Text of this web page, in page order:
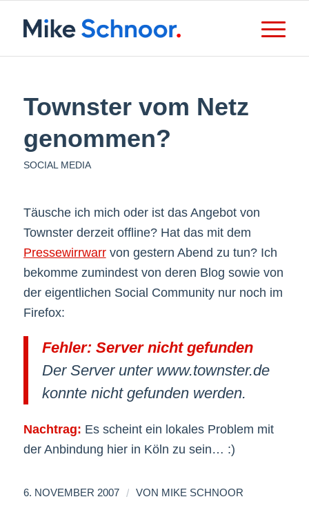
Townster vom Netz
genommen?
SOCIAL MEDIA
Täusche ich mich oder ist das Angebot von
Townster derzeit offline? Hat das mit dem
Pressewirrwarrvon gestern Abend zu tun? Ich
bekomme zumindest von deren Blog sowie von
der eigentlichen Social Community nur noch im
Firefox:
Fehler: Server nicht gefunden
Der Server unter www.townster.de
konnte nicht gefunden werden.
Nachtrag: Es scheint ein lokales Problem mit
der Anbindung hier in Köln zu sein… :)
6. NOVEMBER 2007 / VON MIKE SCHNOOR